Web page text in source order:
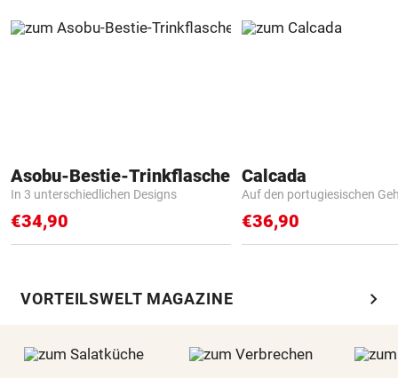
Asobu-Bestie-Trinkflasche
In 3 unterschiedlichen Designs
€34,90
Calcada
Auf den portugiesischen
€36,90
VORTEILSWELT MAGAZINE chevron_right